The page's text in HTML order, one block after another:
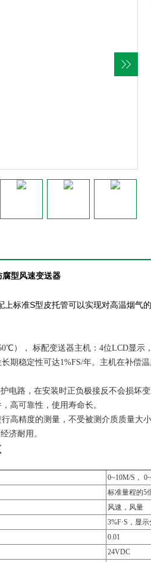
腐型风速变送器
上标准S型皮托管可以实现对高温烟气
）， 标配变送器主机：4位LCD显示
期稳定性可达1%FS/年。主机在补偿
电路，在安装时正负极接反不会损坏
高可靠性，使用寿命长。
高精度的测量，不受被测介质质量大小
济耐用。
0~10M/S ，
标准量程的5
风速，风量
3%F·S，显
0.01
24VDC